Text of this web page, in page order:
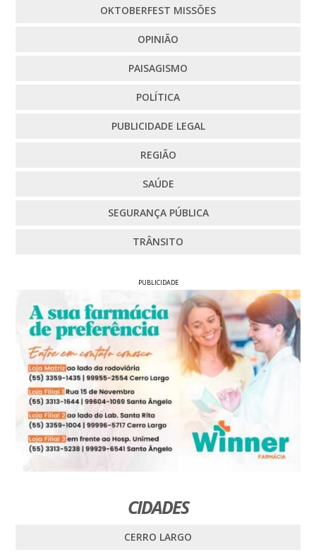
OKTOBERFEST MISSÕES
OPINIÃO
PAISAGISMO
POLÍTICA
PUBLICIDADE LEGAL
REGIÃO
SAÚDE
SEGURANÇA PÚBLICA
TRÂNSITO
PUBLICIDADE
CIDADES
CERRO LARGO